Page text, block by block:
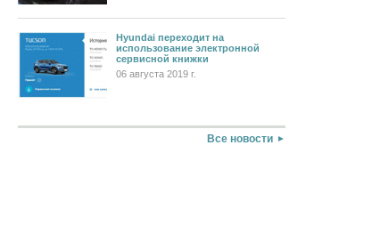
Hyundai переходит на
использование электронной
сервисной книжки
06 августа 2019 г.
Все новости